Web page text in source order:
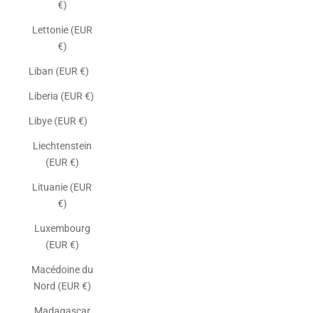
€)
Lettonie (EUR
€)
Liban (EUR €)
Liberia (EUR €)
Libye (EUR €)
Liechtenstein
(EUR €)
Lituanie (EUR
€)
Luxembourg
(EUR €)
Macédoine du
Nord (EUR €)